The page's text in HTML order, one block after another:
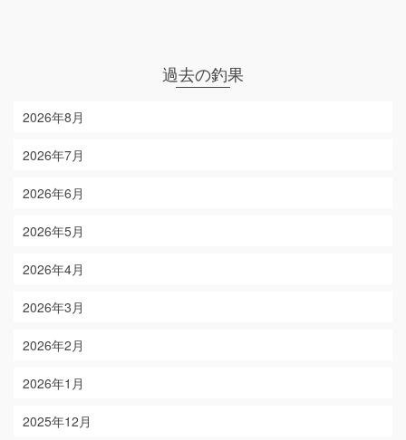
過去の釣果
2026年8月
2026年7月
2026年6月
2026年5月
2026年4月
2026年3月
2026年2月
2026年1月
2025年12月